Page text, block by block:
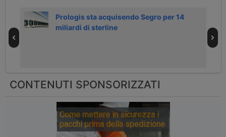
Prologis sta acquisendo Segro per 14
miliardi di sterline
CONTENUTI SPONSORIZZATI
Come mettere in sicurezza i
pacchi prima della spedizione